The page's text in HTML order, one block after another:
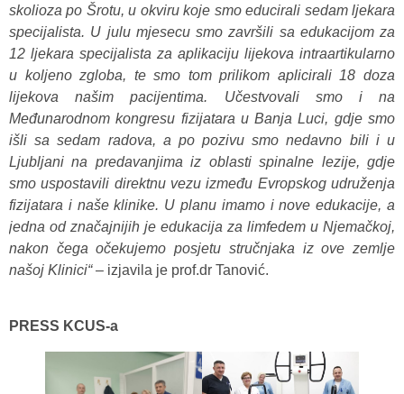
skolioza po Šrotu, u okviru koje smo educirali sedam ljekara
specijalista. U julu mjesecu smo završili sa edukacijom za
12 ljekara specijalista za aplikaciju lijekova intraartikularno
u koljeno zgloba, te smo tom prilikom aplicirali 18 doza
lijekova našim pacijentima. Učestvovali smo i na
Međunarodnom kongresu fizijatara u Banja Luci, gdje smo
išli sa sedam radova, a po pozivu smo nedavno bili i u
Ljubljani na predavanjima iz oblasti spinalne lezije, gdje
smo uspostavili direktnu vezu između Evropskog udruženja
fizijatara i naše klinike. U planu imamo i nove edukacije, a
jedna od značajnijih je edukacija za limfedem u Njemačkoj,
nakon čega očekujemo posjetu stručnjaka iz ove zemlje
našoj Klinici“– izjavila je prof.dr Tanović.
PRESS KCUS-a